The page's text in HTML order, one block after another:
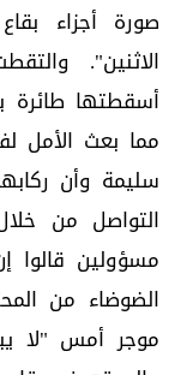
صورة أجزاء
الاثنين".‏
أسقطتها طائرة
مما بعث الأمل
سليمة وأن
التواصل من
مسؤولين قالوا
‏الضوضاء من
موجر أمس "لا